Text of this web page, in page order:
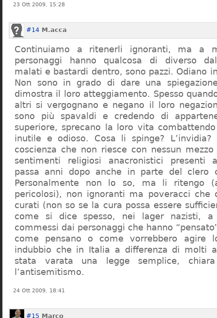
23 Ott 2009, 15:28
#14 M.acca
Continuiamo a ritenerli ignoranti, ma a
personaggi hanno qualcosa di diverso
malati e bastardi dentro, sono pazzi. Odiano
Non sono in grado di dare una
dimostra il loro atteggiamento. Spesso
altri si vergognano e negano il loro
sono più spavaldi e credendo di
superiore, sprecano la loro vita
inutile e odioso. Cosa li spinge?
coscienza che non riesce con nessun
sentimenti religiosi anacronistici presenti
passa anni dopo anche in parte del clero
Personalmente non lo so, ma li ritengo
pericolosi), non ignoranti ma poveracci che
curati (non so se la cura possa essere
come si dice spesso, nei lager nazisti,
commessi dai personaggi che hanno
come pensano o come vorrebbero agire
indubbio che in Italia a differenza di molti
stata varata una legge semplice,
l’antisemitismo.
24 Ott 2009, 18:41
#15 Marco